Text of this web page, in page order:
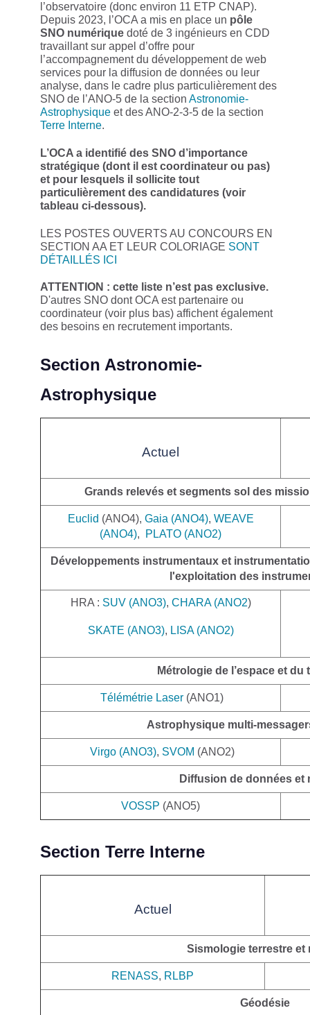
l’observatoire (donc environ 11 ETP CNAP).
Depuis 2023, l’OCA a mis en place un pôle
SNO numérique doté de 3 ingénieurs en CDD
travaillant sur appel d’offre pour
l’accompagnement du développement de web
services pour la diffusion de données ou leur
analyse, dans le cadre plus particulièrement des
SNO de l’ANO-5 de la section Astronomie-
Astrophysique et des ANO-2-3-5 de la section
Terre Interne.
L’OCA a identifié des SNO d’importance
stratégique (dont il est coordinateur ou pas)
et pour lesquels il sollicite tout
particulièrement des candidatures (voir
tableau ci-dessous).
LES POSTES OUVERTS AU CONCOURS EN
SECTION AA ET LEUR COLORIAGE SONT
DÉTAILLÉS ICI
ATTENTION : cette liste n’est pas exclusive.
D'autres SNO dont OCA est partenaire ou
coordinateur (voir plus bas) affichent également
des besoins en recrutement importants.
Section Astronomie-
Astrophysique
Actuel
Grands relevés et segments sol des
Euclid (ANO4), Gaia (ANO4), WEAVE
(ANO4), PLATO (ANO2)
Développements instrumentaux et
l'exploitation des
HRA : SUV (ANO3), CHARA (ANO2)
SKATE (ANO3), LISA (ANO2)
Métrologie de l’espace et du
Télémétrie Laser (ANO1)
Astrophysique multi-
Virgo (ANO3), SVOM (ANO2)
Diffusion de données et
VOSSP (ANO5)
Section Terre Interne
Actuel
Sismologie terrestre et
RENASS, RLBP
Géodésie